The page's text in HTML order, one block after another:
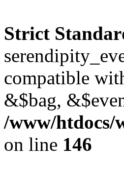
Strict
compatible
&$bag,
/www/htdocs/
on line 146